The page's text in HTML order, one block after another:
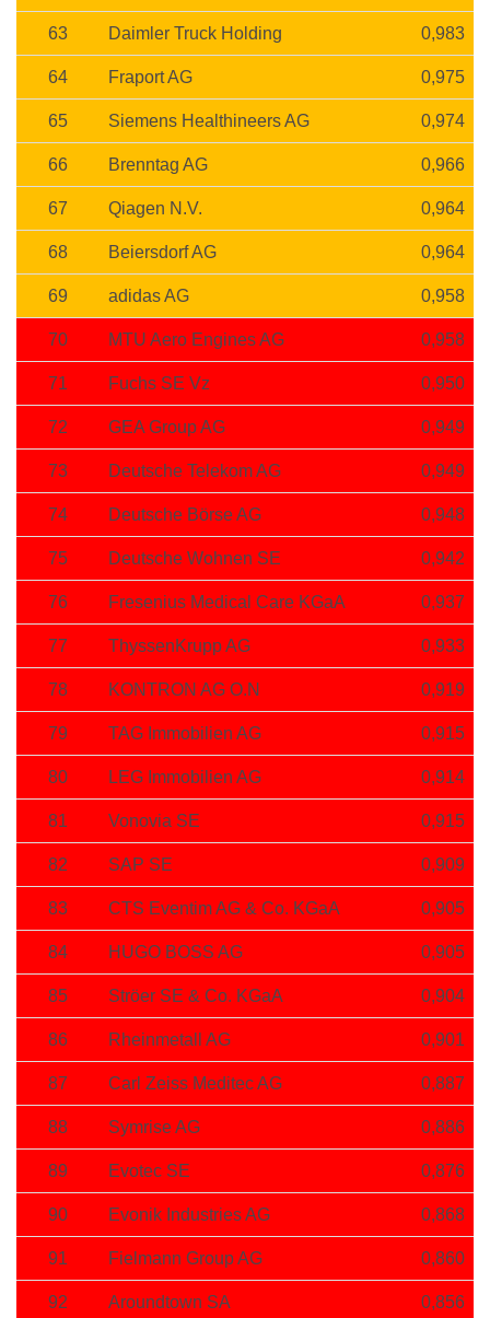
63 Daimler Truck Holding 0,983
64 Fraport AG 0,975
65 Siemens Healthineers AG 0,974
66 Brenntag AG 0,966
67 Qiagen N.V. 0,964
68 Beiersdorf AG 0,964
69 adidas AG 0,958
70 MTU Aero Engines AG 0,958
71 Fuchs SE Vz 0,950
72 GEA Group AG 0,949
73 Deutsche Telekom AG 0,949
74 Deutsche Börse AG 0,948
75 Deutsche Wohnen SE 0,942
76 Fresenius Medical Care KGaA 0,937
77 ThyssenKrupp AG 0,933
78 KONTRON AG O.N 0,919
79 TAG Immobilien AG 0,915
80 LEG Immobilien AG 0,914
81 Vonovia SE 0,915
82 SAP SE 0,909
83 CTS Eventim AG & Co. KGaA 0,905
84 HUGO BOSS AG 0,905
85 Ströer SE & Co. KGaA 0,904
86 Rheinmetall AG 0,901
87 Carl Zeiss Meditec AG 0,887
88 Symrise AG 0,886
89 Evotec SE 0,876
90 Evonik Industries AG 0,868
91 Fielmann Group AG 0,860
92 Aroundtown SA 0,856